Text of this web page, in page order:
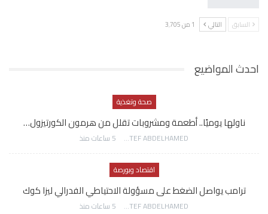
السابق التالي 1 من 3٬705
احدث المواضيع
صحة وتغذية
ناولها يوميًا.. أطعمة ومشروبات تقلل من هرمون الكورتيزول…
AWATEF ABDELHAMED 5 ساعات منذ
اقتصاد وبورصة
ترامب يواصل الضغط على مسؤولة الاحتياطي الفدرالي ليزا كوك
AWATEF ABDELHAMED 5 ساعات منذ